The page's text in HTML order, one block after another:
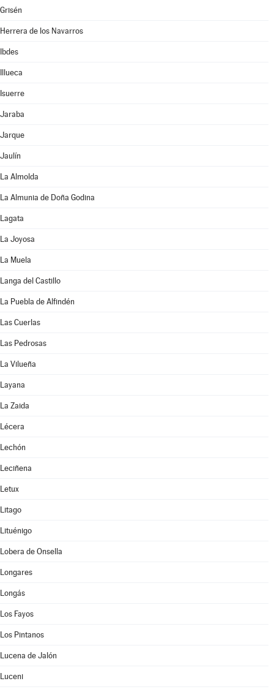
Grisén
Herrera de los Navarros
Ibdes
Illueca
Isuerre
Jaraba
Jarque
Jaulín
La Almolda
La Almunia de Doña Godina
Lagata
La Joyosa
La Muela
Langa del Castillo
La Puebla de Alfindén
Las Cuerlas
Las Pedrosas
La Vilueña
Layana
La Zaida
Lécera
Lechón
Leciñena
Letux
Litago
Lituénigo
Lobera de Onsella
Longares
Longás
Los Fayos
Los Pintanos
Lucena de Jalón
Luceni